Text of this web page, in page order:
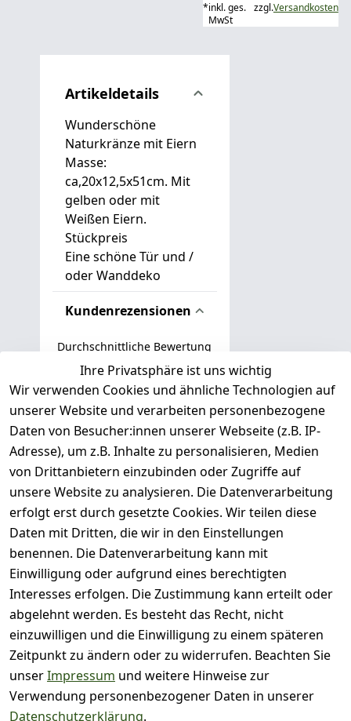
*inkl. ges.
MwSt
zzgl.Versandkosten
Artikeldetails
Wunderschöne
Naturkränze mit Eiern
Masse:
ca,20x12,5x51cm. Mit
gelben oder mit
Weißen Eiern.
Stückpreis
Eine schöne Tür und /
oder Wanddeko
Kundenrezensionen
Durchschnittliche Bewertung
0
Basierend auf 0 Bewertung(en)
Bewertung abgeben
5
( 0
)
4
( 0
)
3
( 0
)
2
( 0
1
)
Es hat noch niemand
eine Bewertung für
diesen Artikel
Ihre Privatsphäre ist uns wichtig
Wir verwenden Cookies und ähnliche Technologien auf
unserer Website und verarbeiten personenbezogene
Daten von Besucher:innen unserer Webseite (z.B. IP-
Adresse), um z.B. Inhalte zu personalisieren, Medien
von Drittanbietern einzubinden oder Zugriffe auf
unsere Website zu analysieren. Die Datenverarbeitung
erfolgt erst durch gesetzte Cookies. Wir teilen diese
Daten mit Dritten, die wir in den Einstellungen
benennen. Die Datenverarbeitung kann mit
Einwilligung oder aufgrund eines berechtigten
Interesses erfolgen. Die Zustimmung kann erteilt oder
abgelehnt werden. Es besteht das Recht, nicht
einzuwilligen und die Einwilligung zu einem späteren
Zeitpunkt zu ändern oder zu widerrufen. Beachten Sie
unserImpressum und weitere Hinweise zur
Verwendung personenbezogener Daten in unserer
Datenschutzerklärung.